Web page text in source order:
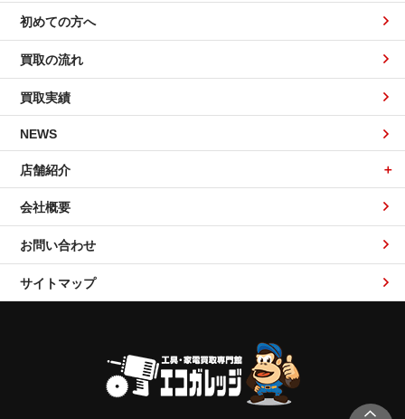
初めての方へ
買取の流れ
買取実績
NEWS
店舗紹介
会社概要
お問い合わせ
サイトマップ